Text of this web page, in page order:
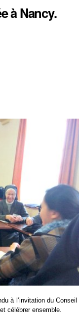
à Nancy.
à l’invitation du
célébrer ensemble.